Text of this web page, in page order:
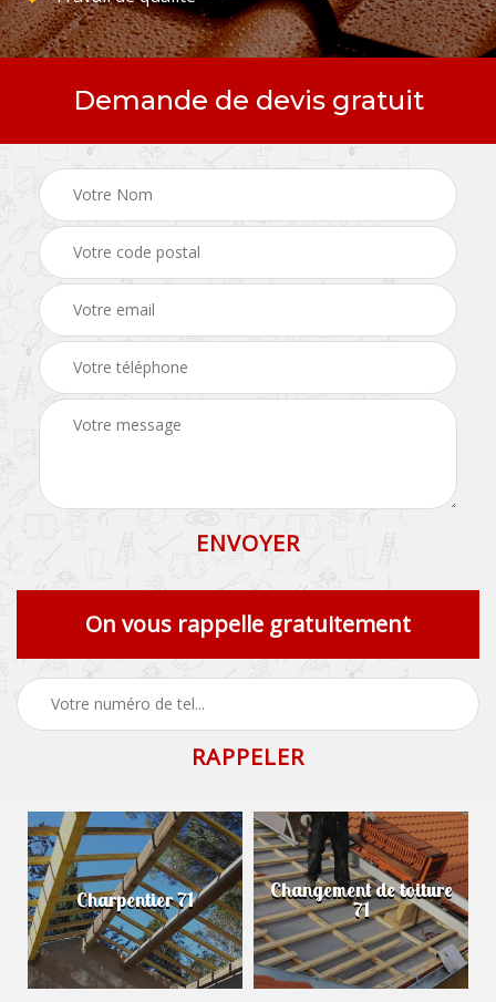
Demande de devis gratuit
On vous rappelle gratuitement
Charpentier 71 Changement de toiture
71